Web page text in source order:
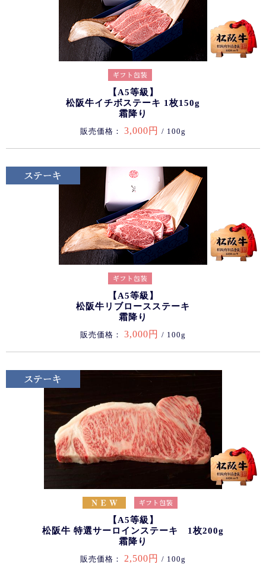
【A5等級】
松阪牛イチボステーキ 1枚150g
霜降り
販売価格： 3,000円 / 100g
【A5等級】
松阪牛リブロースステーキ
霜降り
販売価格： 3,000円 / 100g
【A5等級】
松阪牛 特選サーロインステーキ 1枚200g
霜降り
販売価格： 2,500円 / 100g